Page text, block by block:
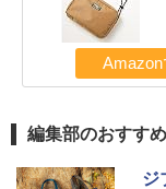
Amazon
編集部のおすす
ジ